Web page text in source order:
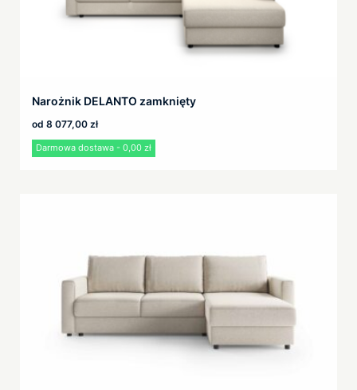
Narożnik DELANTO zamknięty
od 8 077,00 zł
Darmowa dostawa - 0,00 zł